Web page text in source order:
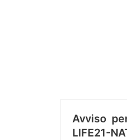
Avviso
LIFE21-